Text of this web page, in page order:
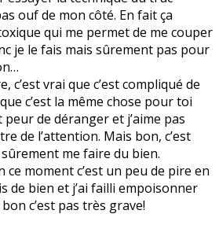
ouf de mon côté. En fait ça
qui me permet de me couper
je le fais mais sûrement pas pour
c’est vrai que c’est compliqué de
c’est la même chose pour toi
peur de déranger et j’aime pas
de l’attention. Mais bon, c’est
me faire du bien.
ce moment c’est un peu de pire en
de bien et j’ai failli empoisonner
c’est pas très grave!